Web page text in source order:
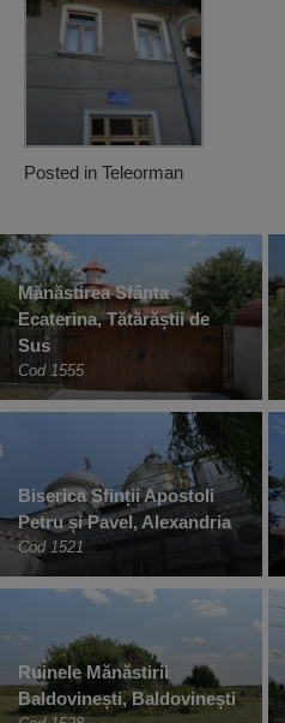
Posted in Teleorman
Mănăstirea Sfânta
Ecaterina, Tătărăștii de
Sus
Cod 1555
Biserica Sfinții Apostoli
Petru și Pavel, Alexandria
Cod 1521
Ruinele Mănăstirii
Baldovinești, Baldovinești